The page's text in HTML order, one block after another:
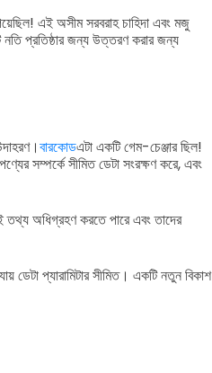
এই অসীম সরবরাহ চাহিদা এবং মজু
নতি প্রতিষ্ঠার জন্য উত্তরণ করার জন্য
বারকোডএটা একটি গেম-চেঞ্জার ছিল!
সম্পর্কে সীমিত ডেটা সংরক্ষণ করে, এবং
অধিগ্রহণ করতে পারে এবং তাদের
ডেটা প্যারামিটার সীমিত। একটি নতুন বিকাশ